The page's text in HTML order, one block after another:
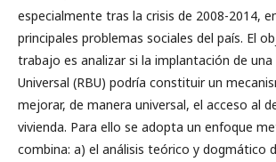
especialmente tras la crisis de 2008-2014,
principales problemas sociales del país. El
trabajo es analizar si la implantación de una
Universal (RBU) podría constituir un
mejorar, de manera universal, el acceso al
vivienda. Para ello se adopta un enfoque
combina: a) el análisis teórico y dogmático